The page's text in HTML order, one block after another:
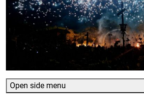
Open side menu